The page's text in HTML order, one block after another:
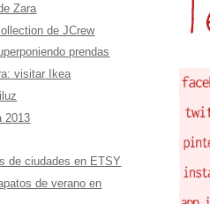
Zara
de JCrew
prendas
visitar Ikea
2013
de ciudades en ETSY
de verano en